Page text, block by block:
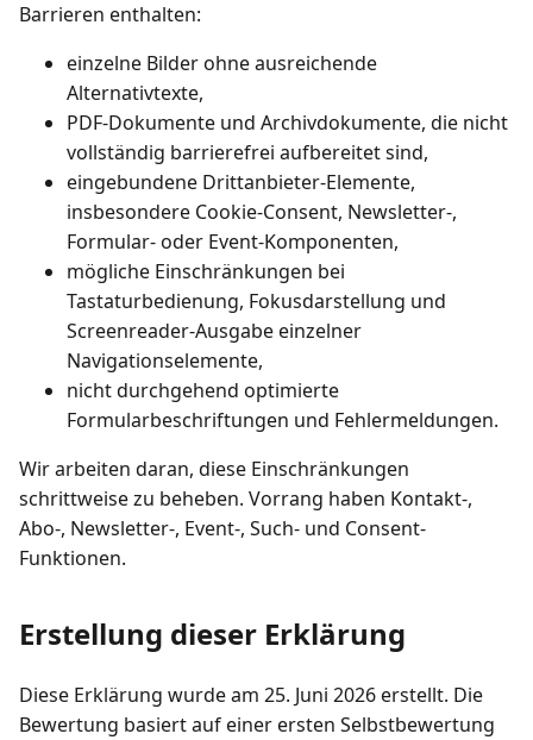
Barrieren enthalten:
einzelne Bilder ohne ausreichende
Alternativtexte,
PDF-Dokumente und Archivdokumente, die nicht
vollständig barrierefrei aufbereitet sind,
eingebundene Drittanbieter-Elemente,
insbesondere Cookie-Consent, Newsletter-,
Formular- oder Event-Komponenten,
mögliche Einschränkungen bei
Tastaturbedienung, Fokusdarstellung und
Screenreader-Ausgabe einzelner
Navigationselemente,
nicht durchgehend optimierte
Formularbeschriftungen und Fehlermeldungen.
Wir arbeiten daran, diese Einschränkungen
schrittweise zu beheben. Vorrang haben Kontakt-,
Abo-, Newsletter-, Event-, Such- und Consent-
Funktionen.
Erstellung dieser Erklärung
Diese Erklärung wurde am 25. Juni 2026 erstellt. Die
Bewertung basiert auf einer ersten Selbstbewertung